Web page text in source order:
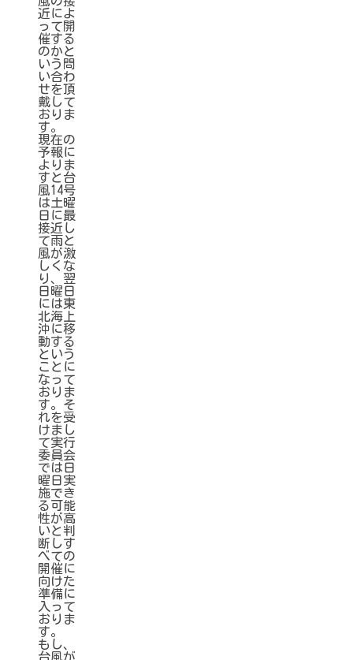
近によ
って開
催する
のかと
いう問
い合わ
せを頂
戴して
おりま
す。
現在の
予報に
よりま
すと台
風14号
は土曜
日に最
接近し
て雨と
風が激
しくな
り、翌
日曜日
には東
北海上
沖に移
動する
という
ことに
なって
おりま
す。そ
れを受
けまし
て実行
委員会
では日
曜日実
施でき
る可能
性が高
いと判
断しす
べての
開催に
向けた
準備に
入って
おりま
す。
もし、
台風が